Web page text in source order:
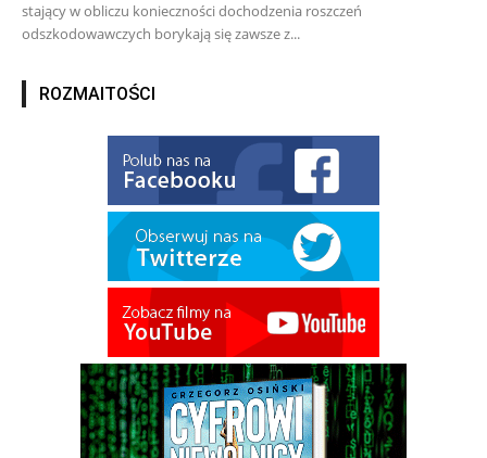
stający w obliczu konieczności dochodzenia roszczeń
odszkodowawczych borykają się zawsze z...
ROZMAITOŚCI